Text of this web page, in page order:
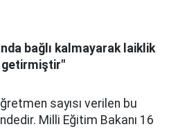
bağlı kalmayarak laiklik
getirmiştir"
sayısı verilen bu
Milli Eğitim Bakanı 16